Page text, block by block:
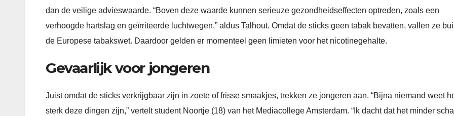
dan de veilige advieswaarde. “Boven deze waarde kunnen serieuze gezondheidseffecten optreden, zoals een
verhoogde hartslag en geïrriteerde luchtwegen,” aldus Talhout. Omdat de sticks geen tabak bevatten, vallen ze
de Europese tabakswet. Daardoor gelden er momenteel geen limieten voor het nicotinegehalte.
Gevaarlijk voor jongeren
Juist omdat de sticks verkrijgbaar zijn in zoete of frisse smaakjes, trekken ze jongeren aan. “Bijna niemand weet
sterk deze dingen zijn,” vertelt student Noortje (18) van het Mediacollege Amsterdam. “Ik dacht dat het minder